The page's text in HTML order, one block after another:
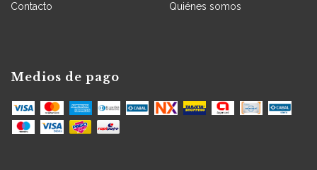
Contacto Quiénes somos
Medios de pago